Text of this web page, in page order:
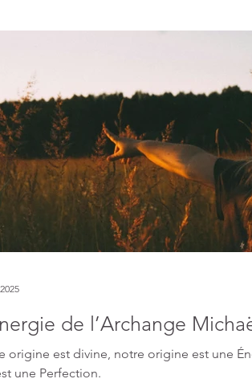
de l’Archange
origine est divine, notre origine est une
une Perfection.